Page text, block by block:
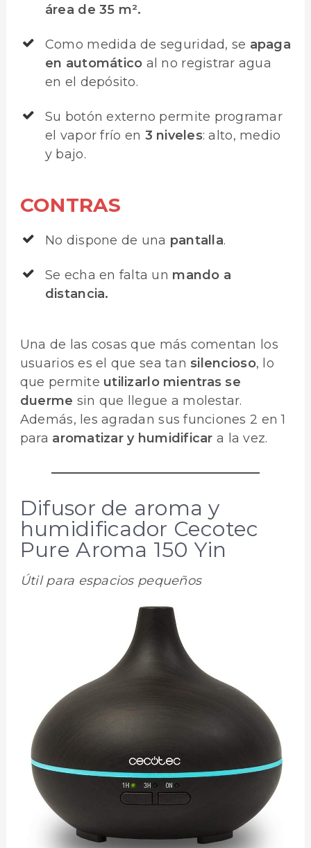
área de 35 m².
Como medida de seguridad, se apaga
en automático al no registrar agua
en el depósito.
Su botón externo permite programar
el vapor frío en 3 niveles: alto, medio
y bajo.
CONTRAS
No dispone de una pantalla.
Se echa en falta un mando a
distancia.
Una de las cosas que más comentan los
usuarios es el que sea tan silencioso, lo
que permite utilizarlo mientras se
duerme sin que llegue a molestar.
Además, les agradan sus funciones 2 en 1
para aromatizar y humidificar a la vez.
Difusor de aroma y
humidificador Cecotec
Pure Aroma 150 Yin
Útil para espacios pequeños